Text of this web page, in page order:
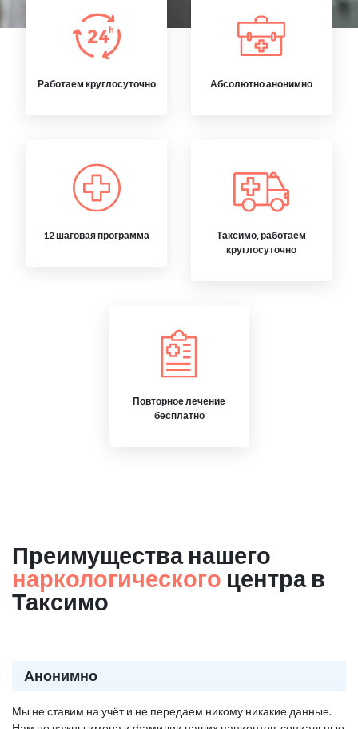
Работаем круглосуточно Абсолютно анонимно
12 шаговая программа
Таксимо, работаем
круглосуточно
Повторное лечение
бесплатно
Преимущества нашего
наркологического центра в
Таксимо
Анонимно
Мы не ставим на учёт и не передаем никому никакие данные.